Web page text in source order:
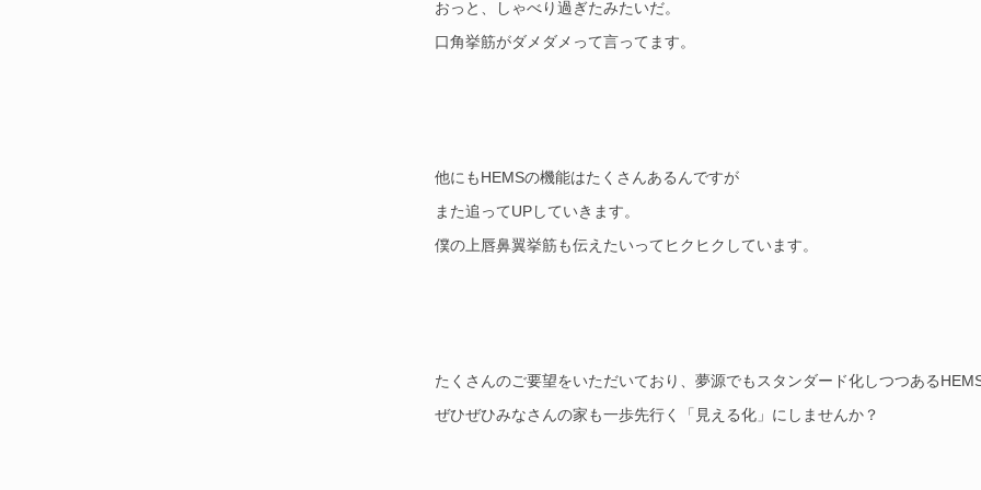
おっと、しゃべり過ぎたみたいだ。
口角挙筋がダメダメって言ってます。
他にもHEMSの機能はたくさんあるんですが
また追ってUPしていきます。
僕の上唇鼻翼挙筋も伝えたいってヒクヒクしています。
たくさんのご要望をいただいており、夢源でもスタンダード化しつつある
ぜひぜひみなさんの家も一歩先行く「見える化」にしませんか？